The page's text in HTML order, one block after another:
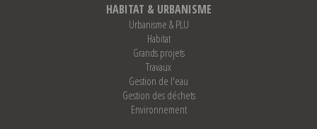
HABITAT & URBANISME
Urbanisme & PLU
Habitat
Grands projets
Travaux
Gestion de l'eau
Gestion des déchets
Environnement